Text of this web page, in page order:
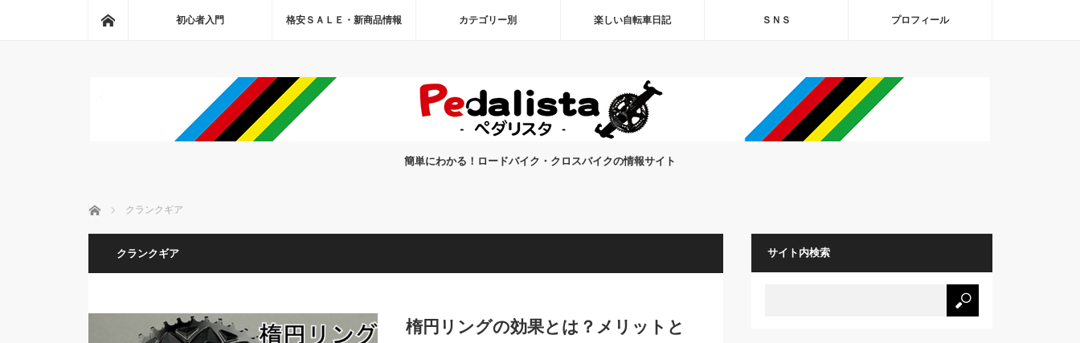
初心者入門 格安ＳＡＬＥ・新商品情報 カテゴリー別 楽しい自転車日記 ＳＮＳ プロフィール
簡単にわかる！ロードバイク・クロスバイクの情報サイト
ホーム クランクギア
クランクギア
楕円リングの効果とは？メリットと
サイト内検索